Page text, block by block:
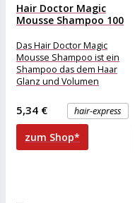
Hair Doctor Magic
Mousse Shampoo 100
Das Hair Doctor Magic
Mousse Shampoo ist ein
Shampoo das dem Haar
Glanz und Volumen
Haar
hair-express
5,34 €
zum Shop*